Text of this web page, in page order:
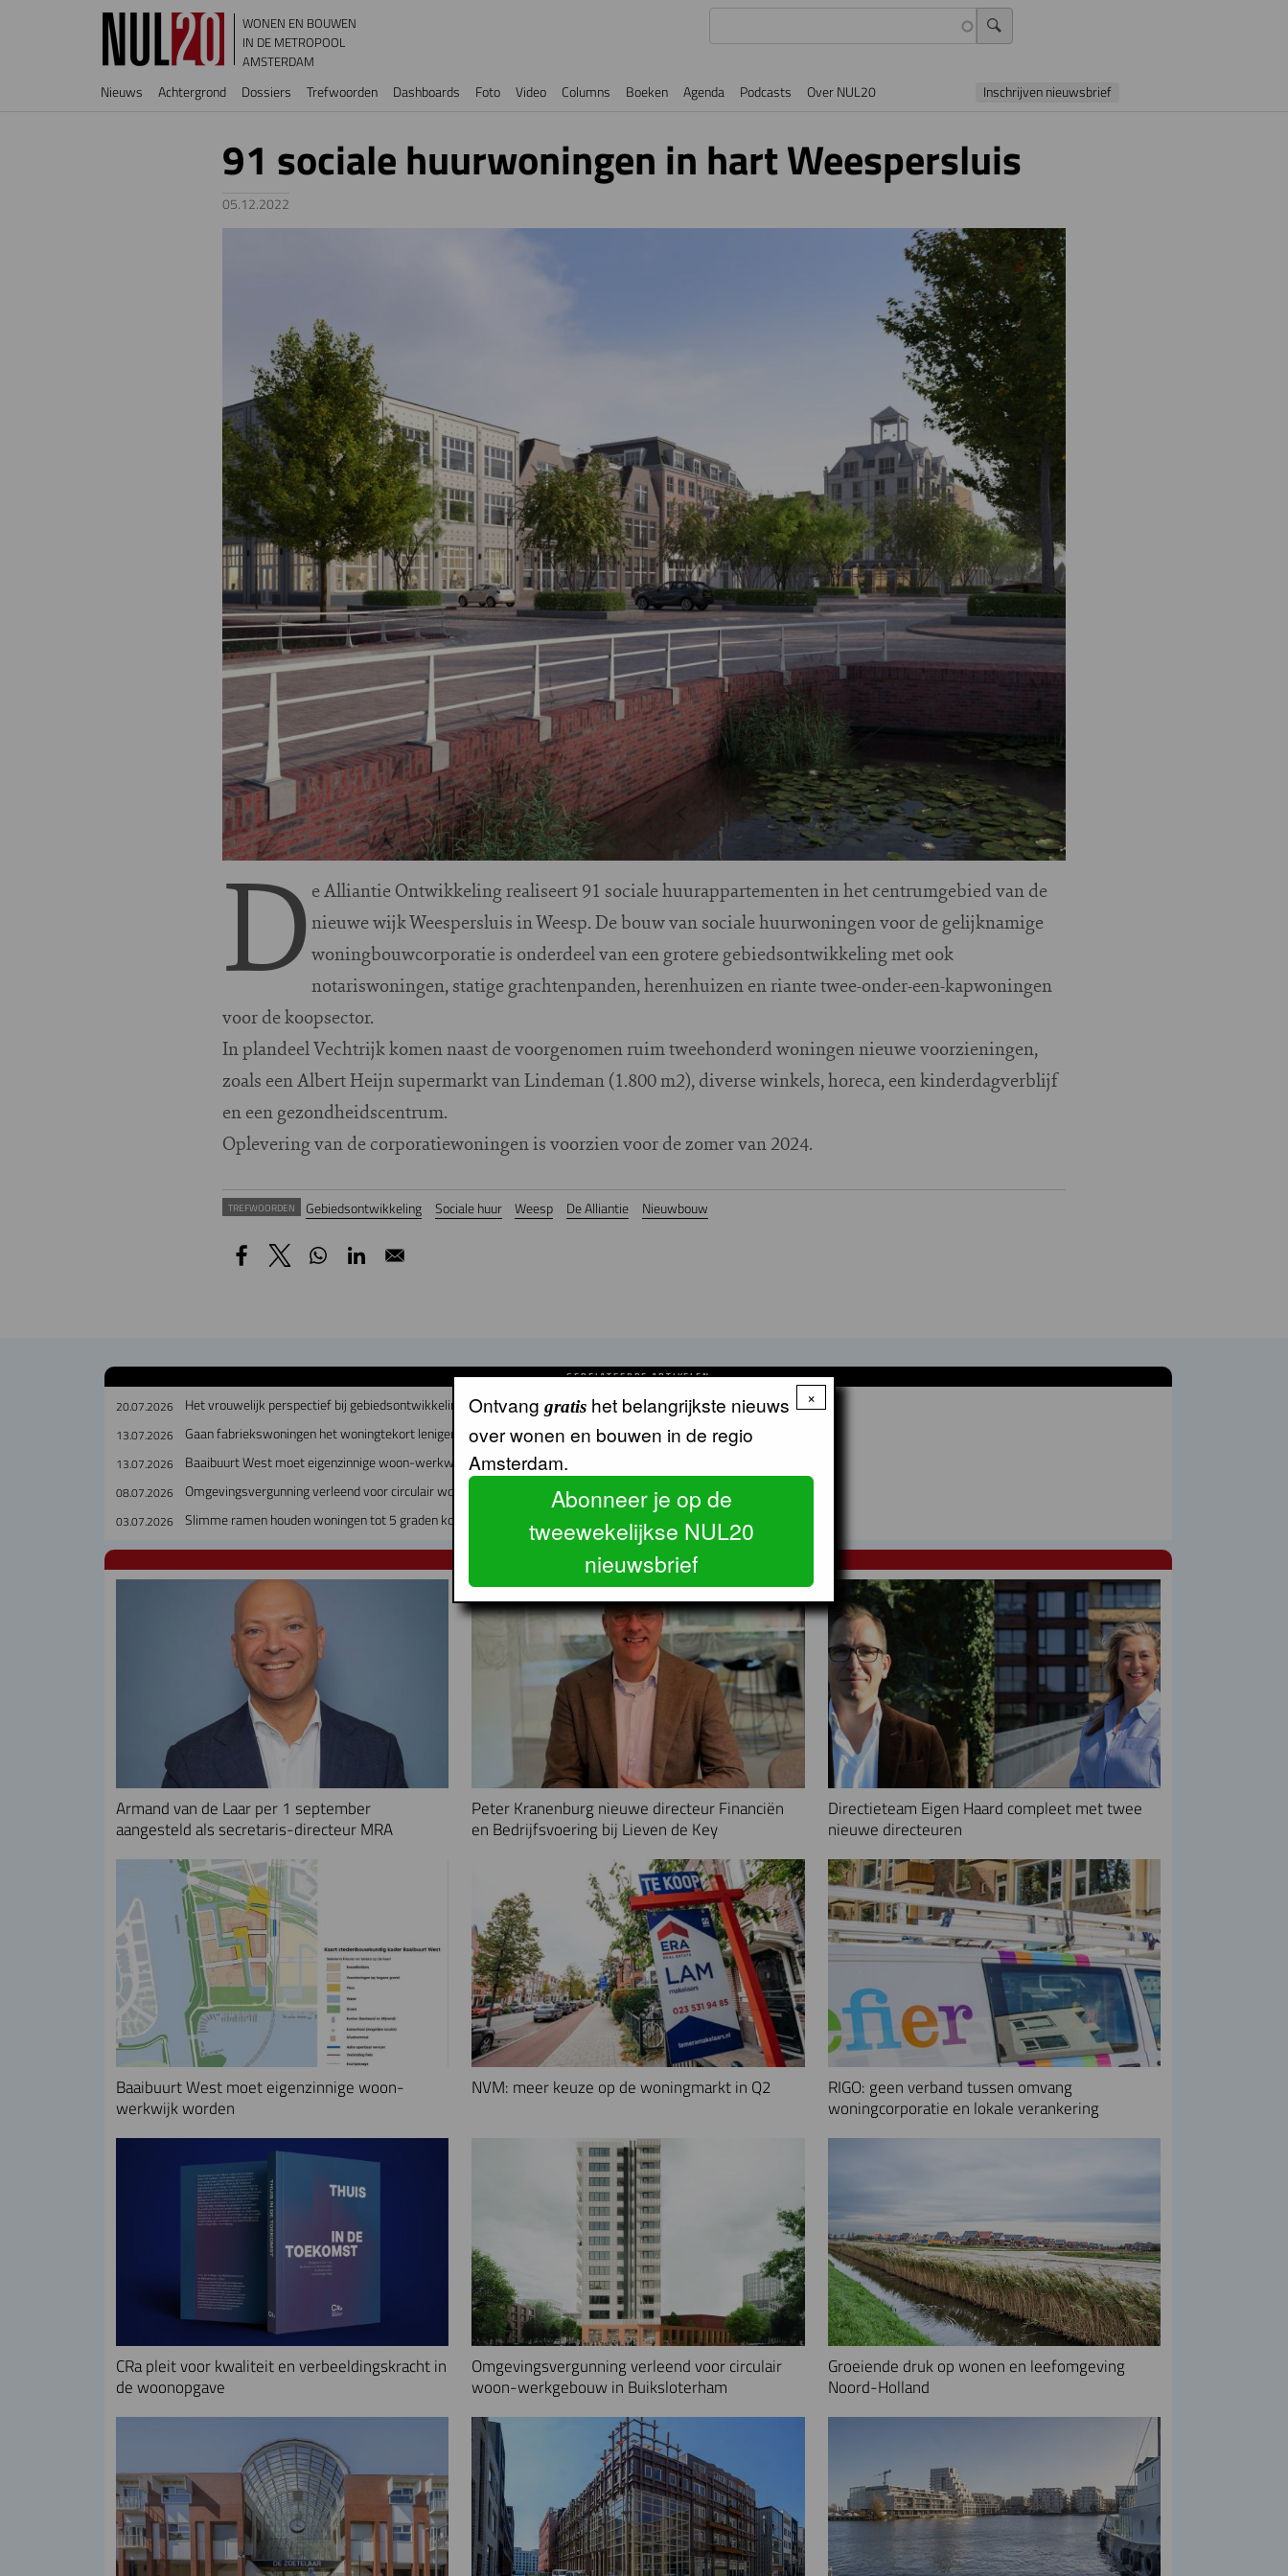
Overslaan en naar de inhoud gaan
WONEN EN BOUWEN
IN DE METROPOOL
AMSTERDAM
Hoofdnavigatie
Nieuws Achtergrond Dossiers Trefwoorden Dashboards Foto Video Columns Boeken Agenda Podcasts Over NUL20 Inschrijven nieuwsbrief
91 sociale huurwoningen in hart Weespersluis
05.12.2022
D e Alliantie Ontwikkeling realiseert 91 sociale huurappartementen in het centrumgebied van de
nieuwe wijk Weespersluis in Weesp. De bouw van sociale huurwoningen voor de gelijknamige
woningbouwcorporatie is onderdeel van een grotere gebiedsontwikkeling met ook
notariswoningen, statige grachtenpanden, herenhuizen en riante twee-onder-een-kapwoningen
voor de koopsector.
In plandeel Vechtrijk komen naast de voorgenomen ruim tweehonderd woningen nieuwe voorzieningen,
zoals een Albert Heijn supermarkt van Lindeman (1.800 m2), diverse winkels, horeca, een kinderdagverblijf
en een gezondheidscentrum.
Oplevering van de corporatiewoningen is voorzien voor de zomer van 2024.
TREFWOORDEN Gebiedsontwikkeling Sociale huur Weesp De Alliantie Nieuwbouw
GERELATEERDE ARTIKELEN
20.07.2026 Het vrouwelijk perspectief bij gebiedsontwikkeling
13.07.2026 Gaan fabriekswoningen het woningtekort lenigen?
13.07.2026 Baaibuurt West moet eigenzinnige woon-werkwijk worden
08.07.2026 Omgevingsvergunning verleend voor circulair woon-werkgebouw in Buiksloterham
03.07.2026 Slimme ramen houden woningen tot 5 graden koeler
NUL20 NIEUWS
Armand van de Laar per 1 september
aangesteld als secretaris-directeur MRA
Peter Kranenburg nieuwe directeur Financiën
en Bedrijfsvoering bij Lieven de Key
Directieteam Eigen Haard compleet met twee
nieuwe directeuren
Baaibuurt West moet eigenzinnige woon-
werkwijk worden
NVM: meer keuze op de woningmarkt in Q2
RIGO: geen verband tussen omvang
woningcorporatie en lokale verankering
CRa pleit voor kwaliteit en verbeeldingskracht in
de woonopgave
Omgevingsvergunning verleend voor circulair
woon-werkgebouw in Buiksloterham
Groeiende druk op wonen en leefomgeving
Noord-Holland
×
Ontvang gratis het belangrijkste nieuws
over wonen en bouwen in de regio
Amsterdam.
Abonneer je op de
tweewekelijkse NUL20
nieuwsbrief